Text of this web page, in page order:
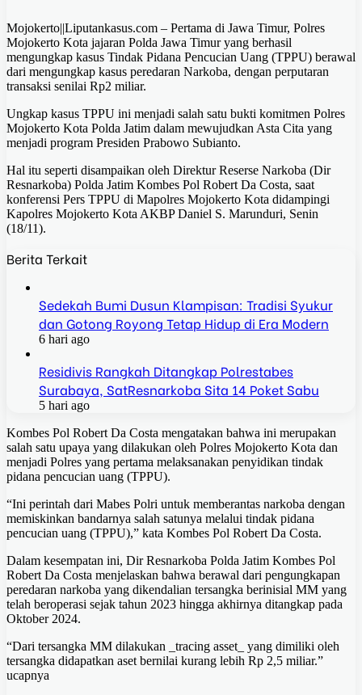
Mojokerto||Liputankasus.com – Pertama di Jawa Timur, Polres
Mojokerto Kota jajaran Polda Jawa Timur yang berhasil
mengungkap kasus Tindak Pidana Pencucian Uang (TPPU) berawal
dari mengungkap kasus peredaran Narkoba, dengan perputaran
transaksi senilai Rp2 miliar.
Ungkap kasus TPPU ini menjadi salah satu bukti komitmen Polres
Mojokerto Kota Polda Jatim dalam mewujudkan Asta Cita yang
menjadi program Presiden Prabowo Subianto.
Hal itu seperti disampaikan oleh Direktur Reserse Narkoba (Dir
Resnarkoba) Polda Jatim Kombes Pol Robert Da Costa, saat
konferensi Pers TPPU di Mapolres Mojokerto Kota didampingi
Kapolres Mojokerto Kota AKBP Daniel S. Marunduri, Senin
(18/11).
Berita Terkait
Sedekah Bumi Dusun Klampisan: Tradisi Syukur
dan Gotong Royong Tetap Hidup di Era Modern
6 hari ago
Residivis Rangkah Ditangkap Polrestabes
Surabaya, SatResnarkoba Sita 14 Poket Sabu
5 hari ago
Kombes Pol Robert Da Costa mengatakan bahwa ini merupakan
salah satu upaya yang dilakukan oleh Polres Mojokerto Kota dan
menjadi Polres yang pertama melaksanakan penyidikan tindak
pidana pencucian uang (TPPU).
“Ini perintah dari Mabes Polri untuk memberantas narkoba dengan
memiskinkan bandarnya salah satunya melalui tindak pidana
pencucian uang (TPPU),” kata Kombes Pol Robert Da Costa.
Dalam kesempatan ini, Dir Resnarkoba Polda Jatim Kombes Pol
Robert Da Costa menjelaskan bahwa berawal dari pengungkapan
peredaran narkoba yang dikendalian tersangka berinisial MM yang
telah beroperasi sejak tahun 2023 hingga akhirnya ditangkap pada
Oktober 2024.
“Dari tersangka MM dilakukan _tracing asset_ yang dimiliki oleh
tersangka didapatkan aset bernilai kurang lebih Rp 2,5 miliar.”
ucapnya